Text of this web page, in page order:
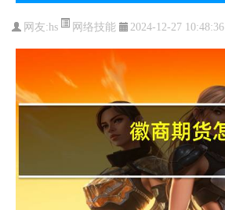
网友:hs 网络技能 2024-12-27 10:48:36